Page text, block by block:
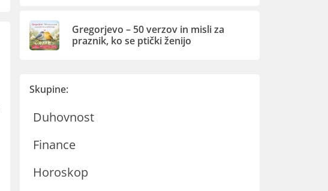
Gregorjevo – 50 verzov in misli za
praznik, ko se ptički ženijo
Skupine:
Duhovnost
Finance
Horoskop